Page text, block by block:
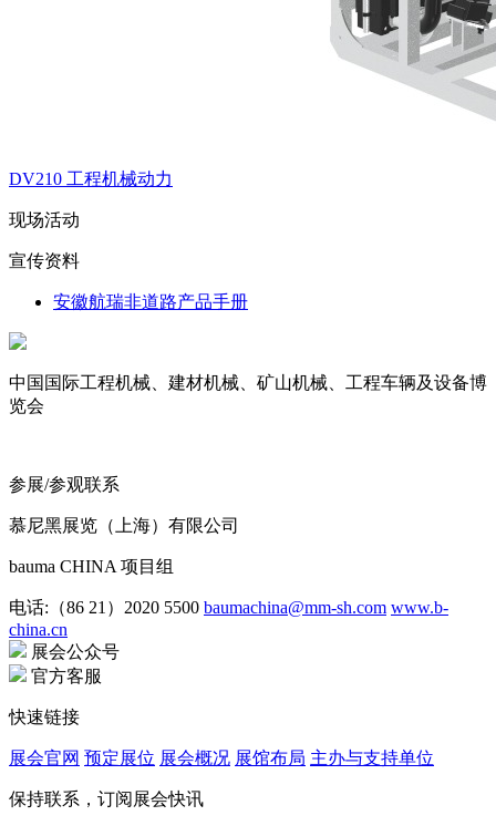
DV210 工程机械动力
现场活动
宣传资料
安徽航瑞非道路产品手册
中国国际工程机械、建材机械、矿山机械、工程车辆及设备博
览会
参展/参观联系
慕尼黑展览（上海）有限公司
bauma CHINA 项目组
电话:（86 21）2020 5500 baumachina@mm-sh.com www.b-
china.cn
展会公众号
官方客服
快速链接
展会官网 预定展位 展会概况 展馆布局 主办与支持单位
保持联系，订阅展会快讯